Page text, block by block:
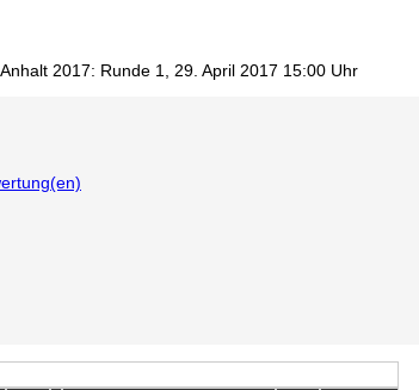
2017: Runde 1, 29. April 2017 15:00 Uhr